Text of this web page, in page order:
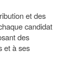
et des
candidat
des
et à ses